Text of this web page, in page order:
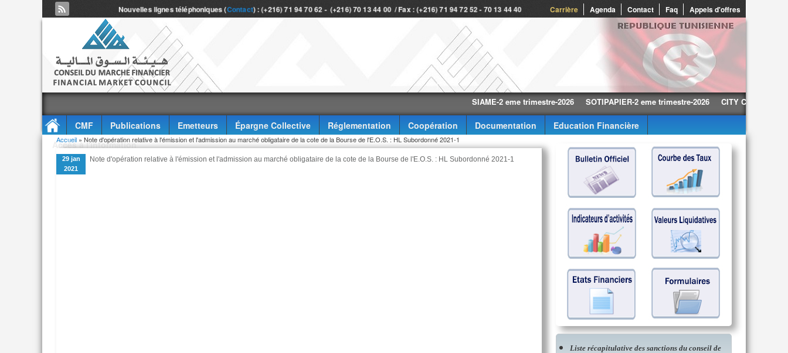
Carrière Agenda Contact Faq Appels d'offres
Nouvelles lignes téléphoniques (Contact) : (+216) 71 94 70 62 - (+216) 70 13 44 00 / Fax : (+216) 71 94 72 52 - 70 13 44 40
SIAME-2 eme trimestre-2026 SOTIPAPIER-2 eme trimestre-2026 CITY CARS-2 eme
CMF Publications Emetteurs Épargne Collective Réglementation Coopération Documentation
Education Financière
Accès à l'information
Vous êtes ici
Accueil » Note d'opération relative à l'émission et l'admission au marché obligataire de la cote de la Bourse de l'E.O.S. : HL Subordonné 2021-1
29 jan
2021
Note d'opération relative à l'émission et l'admission au marché obligataire de la cote de la Bourse de l'E.O.S. : HL Subordonné 2021-1
Liste récapitulative des sanctions du conseil de